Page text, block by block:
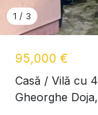
95,000 €
Casă / Vilă cu
Gheorghe
1 / 3